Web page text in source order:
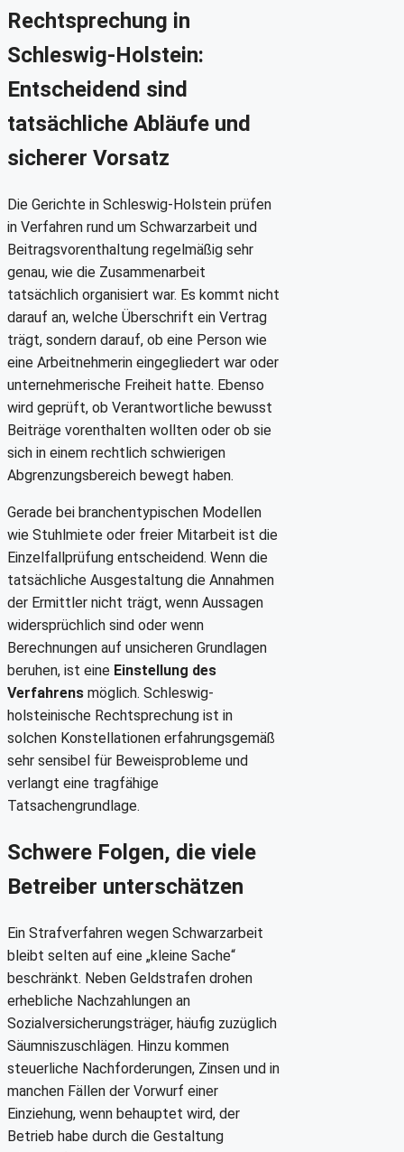
Rechtsprechung in
Schleswig-Holstein:
Entscheidend sind
tatsächliche Abläufe und
sicherer Vorsatz
Die Gerichte in Schleswig-Holstein prüfen
in Verfahren rund um Schwarzarbeit und
Beitragsvorenthaltung regelmäßig sehr
genau, wie die Zusammenarbeit
tatsächlich organisiert war. Es kommt nicht
darauf an, welche Überschrift ein Vertrag
trägt, sondern darauf, ob eine Person wie
eine Arbeitnehmerin eingegliedert war oder
unternehmerische Freiheit hatte. Ebenso
wird geprüft, ob Verantwortliche bewusst
Beiträge vorenthalten wollten oder ob sie
sich in einem rechtlich schwierigen
Abgrenzungsbereich bewegt haben.
Gerade bei branchentypischen Modellen
wie Stuhlmiete oder freier Mitarbeit ist die
Einzelfallprüfung entscheidend. Wenn die
tatsächliche Ausgestaltung die Annahmen
der Ermittler nicht trägt, wenn Aussagen
widersprüchlich sind oder wenn
Berechnungen auf unsicheren Grundlagen
beruhen, ist eine Einstellung des
Verfahrens möglich. Schleswig-
holsteinische Rechtsprechung ist in
solchen Konstellationen erfahrungsgemäß
sehr sensibel für Beweisprobleme und
verlangt eine tragfähige
Tatsachengrundlage.
Schwere Folgen, die viele
Betreiber unterschätzen
Ein Strafverfahren wegen Schwarzarbeit
bleibt selten auf eine „kleine Sache“
beschränkt. Neben Geldstrafen drohen
erhebliche Nachzahlungen an
Sozialversicherungsträger, häufig zuzüglich
Säumniszuschlägen. Hinzu kommen
steuerliche Nachforderungen, Zinsen und in
manchen Fällen der Vorwurf einer
Einziehung, wenn behauptet wird, der
Betrieb habe durch die Gestaltung